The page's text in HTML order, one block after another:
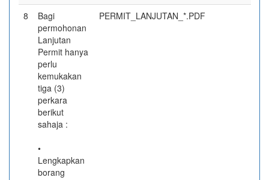
8
Bagi
permohonan
Lanjutan
Permit hanya
perlu
kemukakan
tiga (3)
perkara
berikut
sahaja :
•
Lengkapkan
borang
PERMIT_LANJUTAN_*.PDF